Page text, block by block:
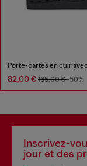
82,00 € 165,00 €-50%
Inscrivez-
jour et des